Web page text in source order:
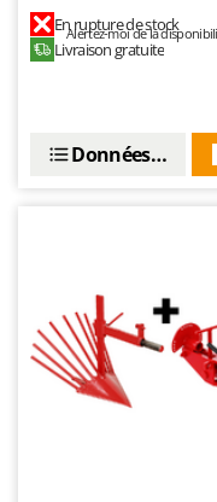
Rossofuoco
Rover Pompe
Schnitzer
Seven Italy
Shark
En rupture de stock
Alertez-moi de la
Livraison gratuite
Données